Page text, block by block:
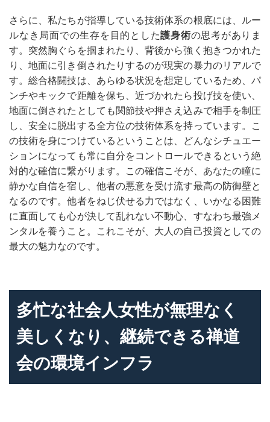
さらに、私たちが指導している技術体系の根底には、ルー
ルなき局面での生存を目的とした護身術の思考がありま
す。突然胸ぐらを掴まれたり、背後から強く抱きつかれた
り、地面に引き倒されたりするのが現実の暴力のリアルで
す。総合格闘技は、あらゆる状況を想定しているため、パ
ンチやキックで距離を保ち、近づかれたら投げ技を使い、
地面に倒されたとしても関節技や押さえ込みで相手を制圧
し、安全に脱出する全方位の技術体系を持っています。こ
の技術を身につけているということは、どんなシチュエー
ションになっても常に自分をコントロールできるという絶
対的な確信に繋がります。この確信こそが、あなたの瞳に
静かな自信を宿し、他者の悪意を受け流す最高の防御壁と
なるのです。他者をねじ伏せる力ではなく、いかなる困難
に直面しても心が決して乱れない不動心、すなわち最強メ
ンタルを養うこと。これこそが、大人の自己投資としての
最大の魅力なのです。
多忙な社会人女性が無理なく
美しくなり、継続できる禅道
会の環境インフラ